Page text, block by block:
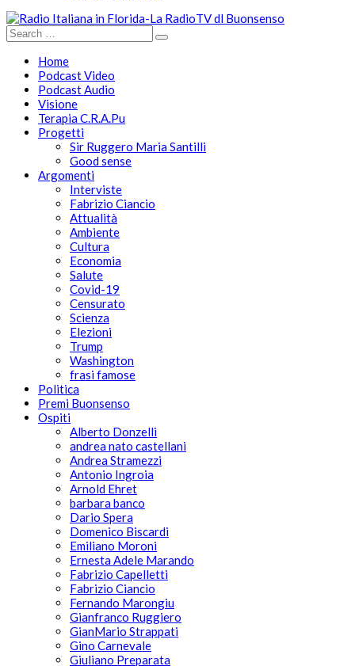
Home
Podcast Video
Podcast Audio
Visione
Terapia C.R.A.Pu
Progetti
Sir Ruggero Maria Santilli
Good sense
Argomenti
Interviste
Fabrizio Ciancio
Attualità
Ambiente
Cultura
Economia
Salute
Covid-19
Censurato
Scienza
Elezioni
Trump
Washington
frasi famose
Politica
Premi Buonsenso
Ospiti
Alberto Donzelli
andrea nato castellani
Andrea Stramezzi
Antonio Ingroia
Arnold Ehret
barbara banco
Dario Spera
Domenico Biscardi
Emiliano Moroni
Ernesta Adele Marando
Fabrizio Capelletti
Fabrizio Ciancio
Fernando Marongiu
Gianfranco Ruggiero
GianMario Strappati
Gino Carnevale
Giuliano Preparata